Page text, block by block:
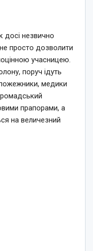
досі незвично
просто дозволити
учасницею.
поруч ідуть
медики
прапорами, а
на величезний